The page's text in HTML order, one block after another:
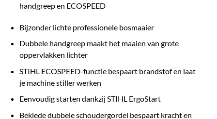
handgreep en ECOSPEED
Bijzonder lichte professionele bosmaaier
Dubbele handgreep maakt het maaien van grote
oppervlakken lichter
STIHL ECOSPEED-functie bespaart brandstof en laat
je machine stiller werken
Eenvoudig starten dankzij STIHL ErgoStart
Beklede dubbele schoudergordel bespaart kracht en